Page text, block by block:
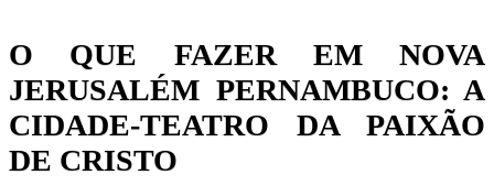
O QUE FAZER EM NOVA
JERUSALÉM PERNAMBUCO: A
CIDADE-TEATRO DA PAIXÃO
DE CRISTO